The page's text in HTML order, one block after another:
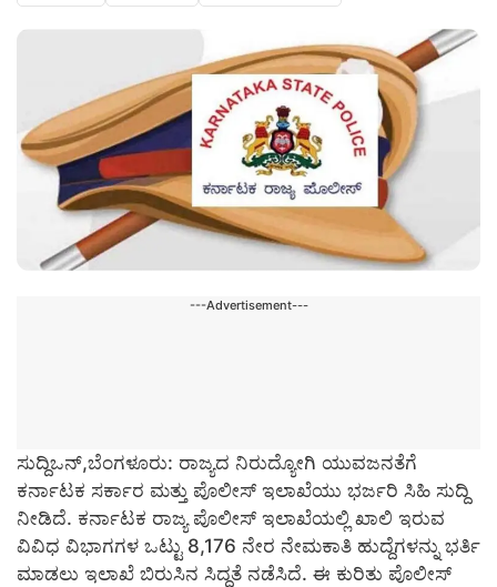
---Advertisement---
ಸುದ್ದಿಒನ್,ಬೆಂಗಳೂರು: ರಾಜ್ಯದ ನಿರುದ್ಯೋಗಿ ಯುವಜನತೆಗೆ
ಕರ್ನಾಟಕ ಸರ್ಕಾರ ಮತ್ತು ಪೊಲೀಸ್ ಇಲಾಖೆಯು ಭರ್ಜರಿ ಸಿಹಿ ಸುದ್ದಿ
ನೀಡಿದೆ. ಕರ್ನಾಟಕ ರಾಜ್ಯ ಪೊಲೀಸ್ ಇಲಾಖೆಯಲ್ಲಿ ಖಾಲಿ ಇರುವ
ವಿವಿಧ ವಿಭಾಗಗಳ ಒಟ್ಟು 8,176 ನೇರ ನೇಮಕಾತಿ ಹುದ್ದೆಗಳನ್ನು ಭರ್ತಿ
ಮಾಡಲು ಇಲಾಖೆ ಬಿರುಸಿನ ಸಿದ್ಧತೆ ನಡೆಸಿದೆ. ಈ ಕುರಿತು ಪೊಲೀಸ್